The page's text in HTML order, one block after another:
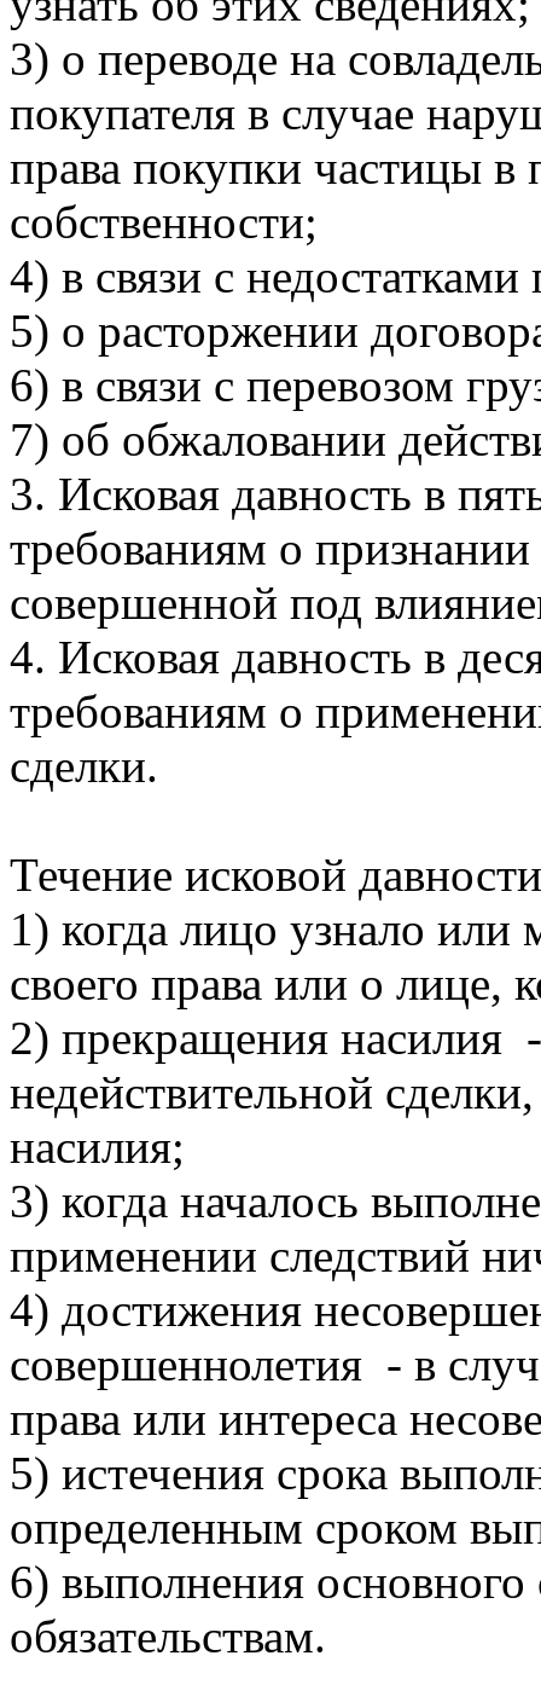
3) о переводе на
покупателя в случае
права покупки частицы в
собственности;
4) в связи с
5) о расторжении
6) в связи с перевозом
7) об обжаловании
3. Исковая давность в
требованиям о
совершенной под
4. Исковая давность в
требованиям о
сделки.
Течение исковой
1) когда лицо узнало или
своего права или о лице,
2) прекращения насилия
недействительной
насилия;
3) когда началось
применении следствий
4) достижения
совершеннолетия - в
права или интереса
5) истечения срока
определенным сроком
6) выполнения основного
обязательствам.